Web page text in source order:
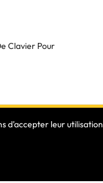
d'accepter leur utilisation
Clavier Pour